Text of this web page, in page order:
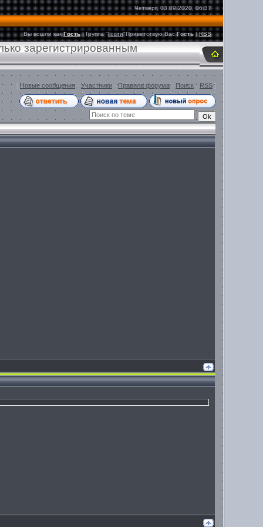
Четверг, 03.09.2020, 06:37
Вы вошли как Гость|Группа"Гости"Приветствую Вас Гость |RSS
зарегистрированным
[ Новые сообщения Участники ·Правила форума· Поиск · RSS]